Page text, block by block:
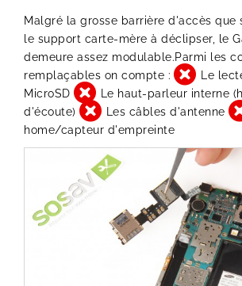
Malgré la grosse barrière d'accès que
le support carte-mère à déclipser, le
demeure assez modulable.Parmi les
remplaçables on compte :
Le
MicroSD
Le haut-parleur interne
d'écoute)
Les câbles d'antenne
home/capteur d'empreinte